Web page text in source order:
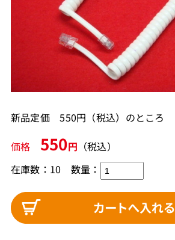
新品定価 550円（税込）のところ
価格 550円 （税込）
在庫数：10 数量：